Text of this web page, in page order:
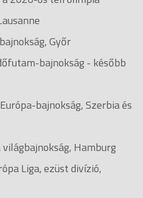
Győr
bajnokság - később
bajnokság, Szerbia és
Hamburg
Liga, ezüst divízió,